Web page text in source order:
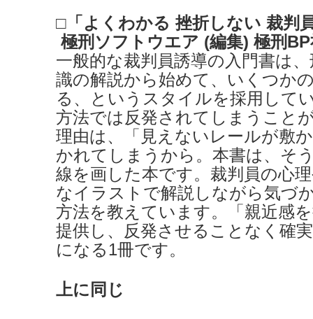
□「よくわかる 挫折しない 裁判
極刑ソフトウエア (編集) 極刑
一般的な裁判員誘導の入門書は
識の解説から始めて、いくつか
る、というスタイルを採用して
方法では反発されてしまうこと
理由は、「見えないレールが敷
かれてしまうから。本書は、そ
線を画した本です。裁判員の心
なイラストで解説しながら気づ
方法を教えています。「親近感
提供し、反発させることなく確
になる1冊です。
上に同じ